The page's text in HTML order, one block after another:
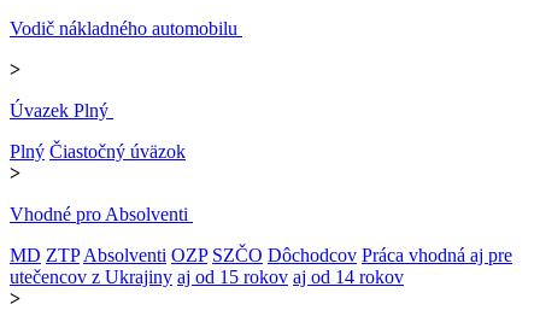
Vodič nákladného automobilu
>
Úvazek Plný
Plný Čiastočný úväzok
>
Vhodné pro Absolventi
MD ZTPAbsolventi OZP SZČO Dôchodcov Práca vhodná aj pre
utečencov z Ukrajiny aj od 15 rokov aj od 14 rokov
>